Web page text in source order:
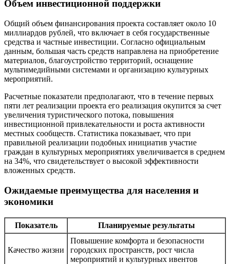
Объем инвестиционной поддержки
Общий объем финансирования проекта составляет около 10
миллиардов рублей, что включает в себя государственные
средства и частные инвестиции. Согласно официальным
данным, большая часть средств направлена на приобретение
материалов, благоустройство территорий, оснащение
мультимедийными системами и организацию культурных
мероприятий.
Расчетные показатели предполагают, что в течение первых
пяти лет реализации проекта его реализация окупится за счет
увеличения туристического потока, повышения
инвестиционной привлекательности и роста активности
местных сообществ. Статистика показывает, что при
правильной реализации подобных инициатив участие
граждан в культурных мероприятиях увеличивается в среднем
на 34%, что свидетельствует о высокой эффективности
вложенных средств.
Ожидаемые преимущества для населения и
экономики
Показатель Планируемые результаты
Качество жизни
Повышение комфорта и безопасности
городских пространств, рост числа
мероприятий и культурных ивентов